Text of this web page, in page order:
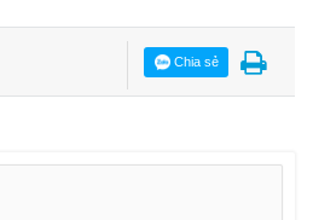
Chia sẻ